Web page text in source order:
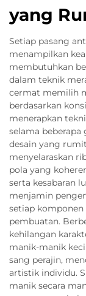
yang
Setiap pasang
menampilkan
membutuhkan
dalam teknik
cermat memilih
berdasarkan
menerapkan
selama
desain yang
menyelaraskan
pola yang
serta kesabaran
menjamin
setiap komponen
pembuatan.
kehilangan
manik-manik
sang perajin,
artistik individu.
manik secara